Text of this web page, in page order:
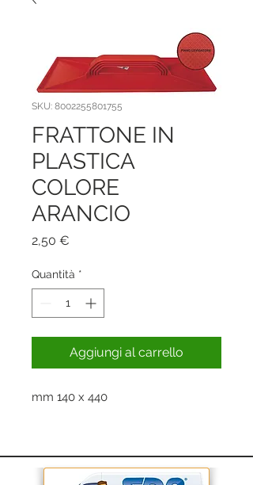
SKU: 8002255801755
FRATTONE IN
PLASTICA
COLORE
ARANCIO
2,50 €
Quantità *
Aggiungi al carrello
mm 140 x 440